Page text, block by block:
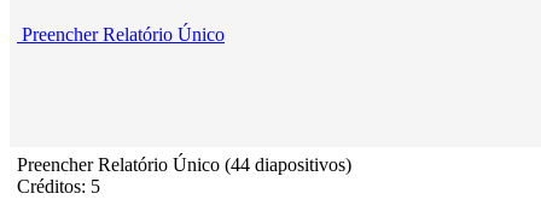
Preencher Relatório Único
Preencher Relatório Único (44 diapositivos)
Créditos: 5